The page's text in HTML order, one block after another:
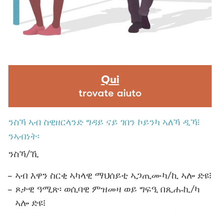
Qui
trovate aiuto
ንስኻ ኣብ ስዊዘርላንድ ግዳይ ናይ ገበን ኮይንካ ኣለኻ ዲኻ፧
ንኣብነት፡
ንስኻ/ኺ
ኣብ እዋን ስርቂ ኣካላዊ ማህሰይቲ ኣጋጢሙካ/ኪ ኣሎ ድዩ፧
ጾታዊ ዓሚጽ፡ ወሲባዊ ምዝመዛ ወይ ግፍዒ በጺሑኪ/ካ
ኣሎ ድዩ፧